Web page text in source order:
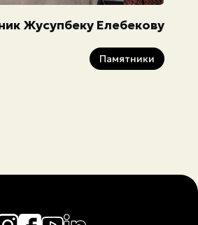
Жусупбеку Елебекову
Памятники